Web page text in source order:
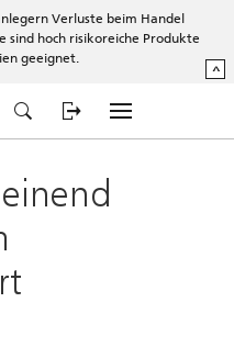
Verluste beim Handel
hoch risikoreiche Produkte
geeignet.
^